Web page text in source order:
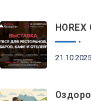
HOREX QAZAQSTAN 2025: Главное Событие
21.10.2025
Оздоровительный Отдых, Знакомство С Природными Достопримечательностями И